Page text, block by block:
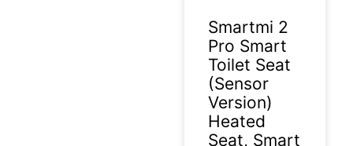
Smartmi 2
Pro Smart
Toilet Seat
(Sensor
Version)
Heated
Seat, Smart